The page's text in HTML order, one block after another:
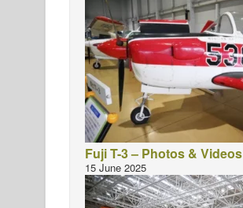
Fuji T-3 – Photos & Videos
15 June 2025